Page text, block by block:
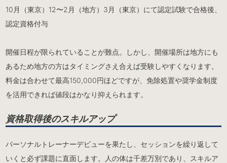
10月（東京）12〜2月（地方）3月（東京）にて認定試験で合格後、
認定資格付与
開催日程が限られていることが難点。しかし、開催場所は地方にも
あるため地方の方はタイミングさえ合えば受験しやすくなります。
料金は合わせて最高150,000円ほどですが、免除処置や奨学金制度
を活用できれば値段はかなり抑えられます。
資格取得後のスキルアップ
パーソナルトレーナーデビューを果たし、セッションを繰り返して
いくと必ず課題に直面します。人の体は千差万別であり、スキルア